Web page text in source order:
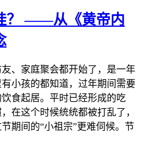
？ ——从《黄帝内
、家庭聚会都开始了，是一年
小孩的都知道，过年期间需要
食起居。平时已经形成的吃
在这个时候统统都被打乱了，
期间的“小祖宗”更难伺候。节